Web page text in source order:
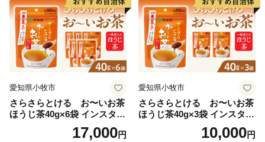
愛知県小牧市
さらさらとける お〜いお茶
ほうじ茶40g×6袋 インスタン
トほうじ茶 粉末ほうじ茶 粉
末茶 おーいお茶 粉末緑茶
17,000円
愛知県小牧市
さらさらとける お〜いお茶
ほうじ茶40g×3袋 インスタン
トほうじ茶 粉末ほうじ茶 粉
末茶 おーいお茶 粉末緑茶
10,000円